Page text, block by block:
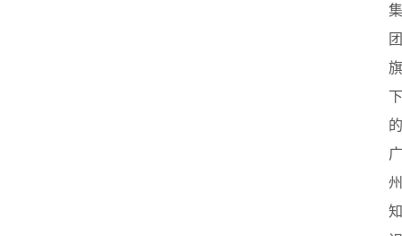
集
团
旗
下
的
广
州
知